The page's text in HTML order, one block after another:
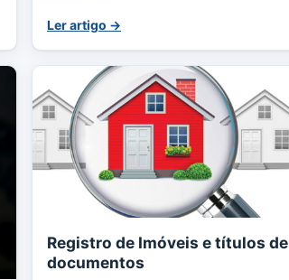
Ler artigo →
Registro de Imóveis e títulos de
documentos